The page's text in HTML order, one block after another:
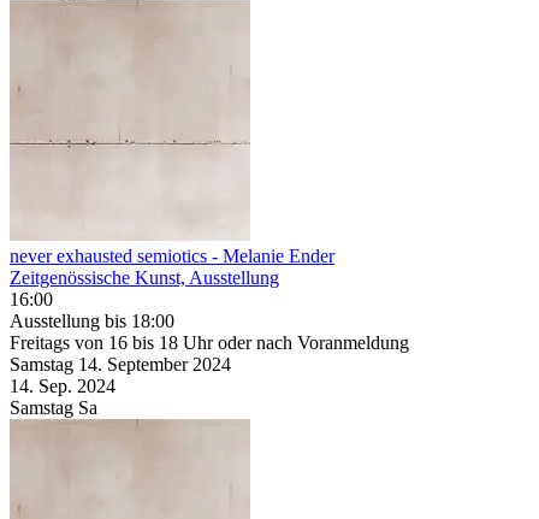
never exhausted semiotics - Melanie Ender
Zeitgenössische Kunst, Ausstellung
16:00
Ausstellung bis 18:00
Freitags von 16 bis 18 Uhr oder nach Voranmeldung
Samstag 14. September 2024
14. Sep. 2024
Samstag Sa